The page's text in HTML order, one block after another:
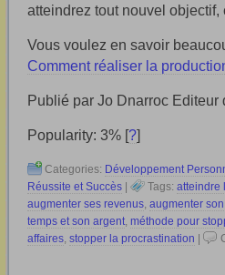
atteindrez tout nouvel objectif,
Vous voulez en savoir
Comment réaliser la
Publié par Jo Dnarroc Editeur
Popularity: 3% [?]
Categories: Développement
Réussite et Succès
Tags: atteindre
augmenter ses revenus, augmenter
temps et son argent, méthode pour
affaires, stopper la procrastination